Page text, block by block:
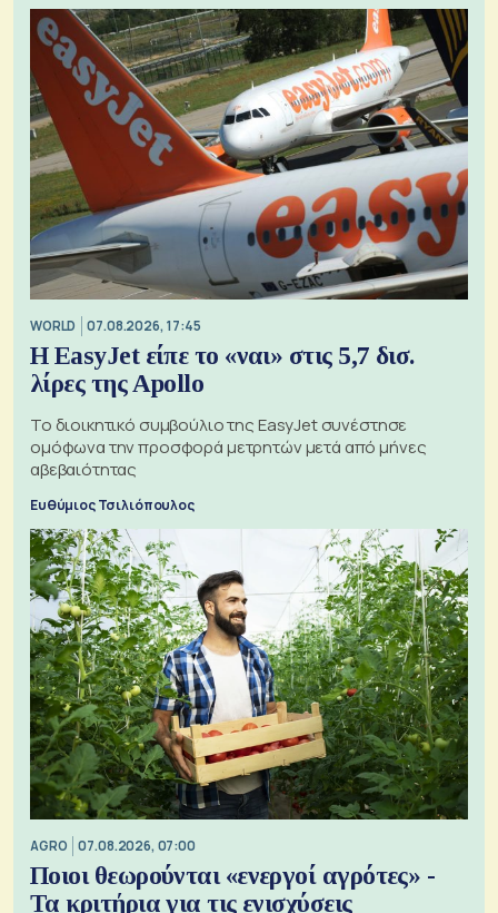
WORLD 07.08.2026, 17:45
Η EasyJet είπε το «ναι» στις 5,7 δισ.
λίρες της Apollo
Το διοικητικό συμβούλιο της EasyJet συνέστησε
ομόφωνα την προσφορά μετρητών μετά από μήνες
αβεβαιότητας
Ευθύμιος Τσιλιόπουλος
AGRO 07.08.2026, 07:00
Ποιοι θεωρούνται «ενεργοί αγρότες» -
Τα κριτήρια για τις ενισχύσεις